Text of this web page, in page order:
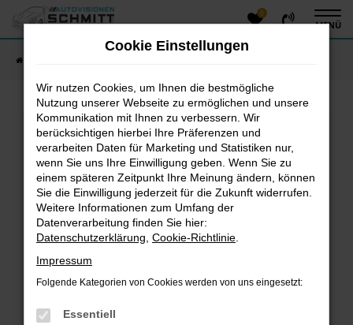
Zum
Hauptinhalt
0
MENÜ
Fehler: Network Error
Beim Laden ist ein Fehler aufgetreten.
Hier sind ein paar Tipps, die dir helfen können:
Überprüfe deine Firewall und deine
Internetverbindung.
Laden andere Webseiten, zum Beispiel deine
Suchmaschine?
Prüfe deine Browsererweiterungen.
das Laden bestimmter Seiten verhindern.
Cookie Einstellungen
Wir nutzen Cookies, um Ihnen die bestmögliche
Nutzung unserer Webseite zu ermöglichen und unsere
Kommunikation mit Ihnen zu verbessern. Wir
berücksichtigen hierbei Ihre Präferenzen und
verarbeiten Daten für Marketing und Statistiken nur,
wenn Sie uns Ihre Einwilligung geben. Wenn Sie zu
einem späteren Zeitpunkt Ihre Meinung ändern, können
Sie die Einwilligung jederzeit für die Zukunft widerrufen.
Weitere Informationen zum Umfang der
Datenverarbeitung finden Sie hier:
Datenschutzerklärung Cookie-Richtlinie
Impressum
Folgende Kategorien von Cookies werden von uns eingesetzt:
Essentiell